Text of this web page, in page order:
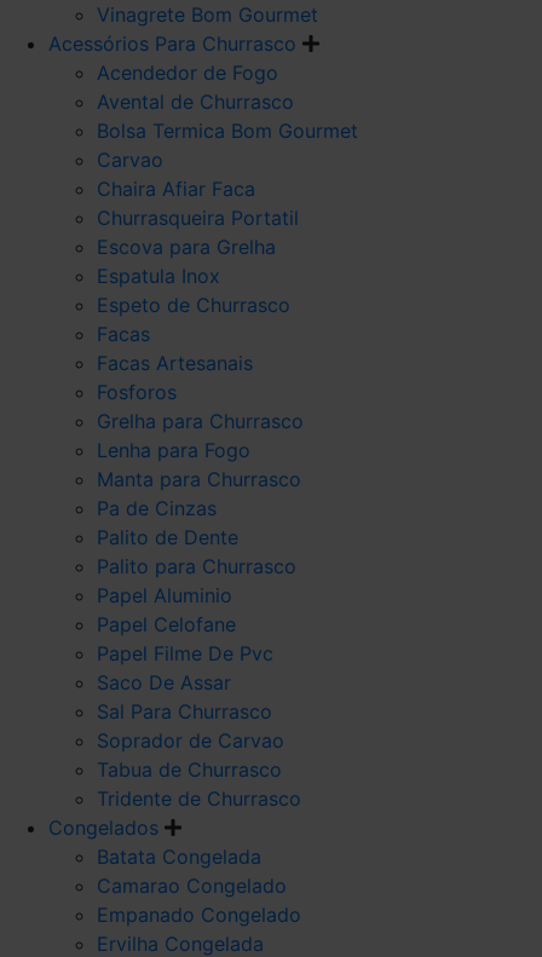
Vinagrete Bom Gourmet
Acessórios Para Churrasco
Acendedor de Fogo
Avental de Churrasco
Bolsa Termica Bom Gourmet
Carvao
Chaira Afiar Faca
Churrasqueira Portatil
Escova para Grelha
Espatula Inox
Espeto de Churrasco
Facas
Facas Artesanais
Fosforos
Grelha para Churrasco
Lenha para Fogo
Manta para Churrasco
Pa de Cinzas
Palito de Dente
Palito para Churrasco
Papel Aluminio
Papel Celofane
Papel Filme De Pvc
Saco De Assar
Sal Para Churrasco
Soprador de Carvao
Tabua de Churrasco
Tridente de Churrasco
Congelados
Batata Congelada
Camarao Congelado
Empanado Congelado
Ervilha Congelada